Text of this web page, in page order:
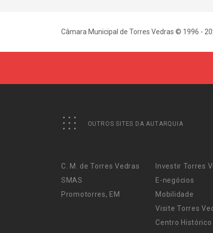
Câmara Municipal de Torres Vedras © 1996 -
OUTROS SITES DA AUTARQUIA
C. M. de Torres Vedras
SMAS
Promotorres, EM
Investir Torres
E-negócios
Mobilidade
Visite Torres
Centro Histórico